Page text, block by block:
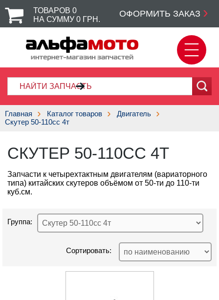
ТОВАРОВ 0
НА СУММУ 0 ГРН.
ОФОРМИТЬ ЗАКАЗ
Главная Каталог товаров
Двигатель
Скутер 50-110cc 4т
СКУТЕР 50-110CC 4Т
Запчасти к четырехтактным двигателям (вариаторного
типа) китайских скутеров объёмом от 50-ти до 110-ти
куб.см.
Группа:
Сортировать: